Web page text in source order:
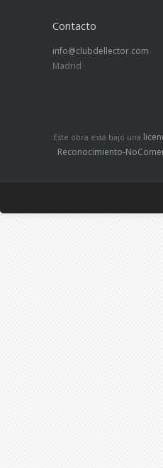
Contacto
info@clubdellector.com
Madrid
Este obra está bajo una
Reconocimiento-